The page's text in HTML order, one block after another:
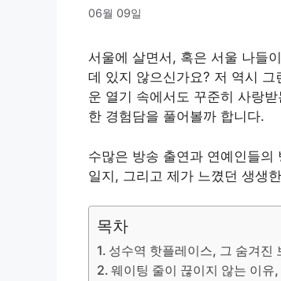
06월 09일
서울에 살면서, 혹은 서울 나들
데 있지 않으신가요? 저 역시
운 열기 속에서도 꾸준히 사랑
한 경험담을 풀어볼까 합니다.
수많은 방송 출연과 연예인들
일지, 그리고 제가 느꼈던 생생
목차
성수역 핫플레이스, 그 숨겨진
웨이팅 줄이 끊이지 않는 이유